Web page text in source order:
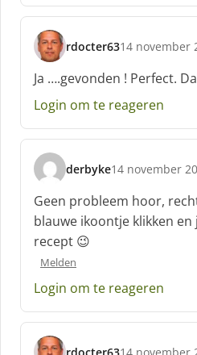
:
rdocter63
s
c
h
r
e
f
:
14 november
Ja ….gevonden ! Perfect.
Login om te reageren
derbyke
s
c
h
r
e
:
14 november
Geen probleem hoor,
blauwe ikoontje klikken
recept 😉
Melden
Login om te reageren
rdocter6314 november